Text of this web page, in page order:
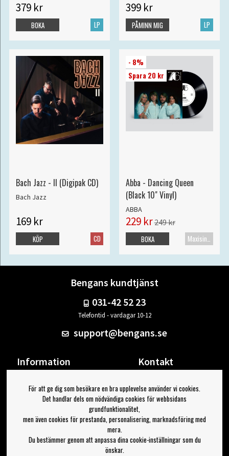
379 kr
LP
BOKA
399 kr
LP
PÅMINN MIG
Bach Jazz - II (Digipak CD)
Bach Jazz
169 kr
CD
KÖP
- 8%
Spara 20 kr
Abba - Dancing Queen
(Black 10" Vinyl)
ABBA
229 kr249 kr
Maxisingel
BOKA
Bengans kundtjänst
031-42 52 23
Telefontid - vardagar 10-12
support@bengans.se
Information
Om Bengans
FAQ / Köp- & Leveransvillkor
Kontakt
Din sida
Logga ut
Jag vill ha tips från Bengans
För att ge dig som besökare en bra upplevelse använder vi cookies.
Det handlar dels om nödvändiga cookies för webbsidans
grundfunktionalitet,
men även cookies för prestanda, personalisering, marknadsföring med
mera.
Du bestämmer genom att anpassa dina cookie-inställningar som du
önskar.